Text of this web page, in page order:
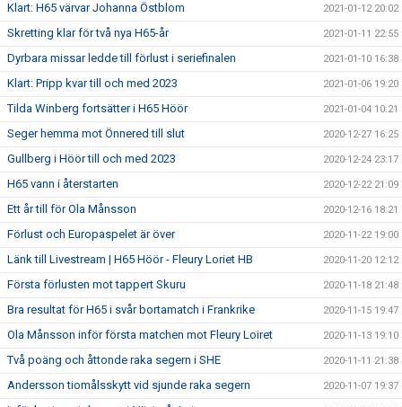
Klart: H65 värvar Johanna Östblom 2021-01-12 20:02
Skretting klar för två nya H65-år 2021-01-11 22:55
Dyrbara missar ledde till förlust i seriefinalen 2021-01-10 16:38
Klart: Pripp kvar till och med 2023 2021-01-06 19:20
Tilda Winberg fortsätter i H65 Höör 2021-01-04 10:21
Seger hemma mot Önnered till slut 2020-12-27 16:25
Gullberg i Höör till och med 2023 2020-12-24 23:17
H65 vann i återstarten 2020-12-22 21:09
Ett år till för Ola Månsson 2020-12-16 18:21
Förlust och Europaspelet är över 2020-11-22 19:00
Länk till Livestream | H65 Höör - Fleury Loriet HB 2020-11-20 12:12
Första förlusten mot tappert Skuru 2020-11-18 21:48
Bra resultat för H65 i svår bortamatch i Frankrike 2020-11-15 19:47
Ola Månsson inför första matchen mot Fleury Loiret 2020-11-13 19:10
Två poäng och åttonde raka segern i SHE 2020-11-11 21:38
Andersson tiomålsskytt vid sjunde raka segern 2020-11-07 19:37